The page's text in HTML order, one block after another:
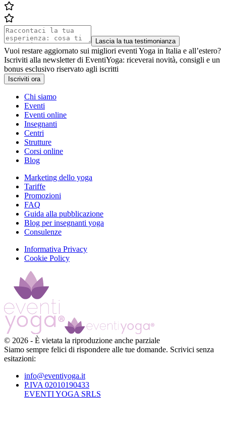
Lascia la tua testimonianza
Vuoi restare aggiornato sui migliori eventi Yoga in Italia e all’estero?
Iscriviti alla newsletter di EventiYoga: riceverai novità, consigli e un
bonus esclusivo riservato agli iscritti
Iscriviti ora
Chi siamo
Eventi
Eventi online
Insegnanti
Centri
Strutture
Corsi online
Blog
Marketing dello yoga
Tariffe
Promozioni
FAQ
Guida alla pubblicazione
Blog per insegnanti yoga
Consulenze
Informativa Privacy
Cookie Policy
© 2026 - È vietata la riproduzione anche parziale
Siamo sempre felici di rispondere alle tue domande. Scrivici senza
esitazioni:
info@eventiyoga.it
P.IVA 02010190433
EVENTI YOGA SRLS